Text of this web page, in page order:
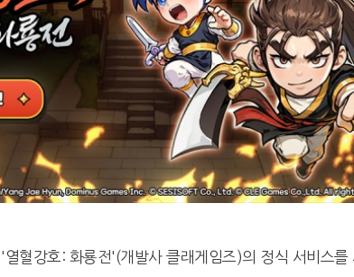
혈강호: 화룡전'(개발사 클래게임즈)의 정식 서비스를